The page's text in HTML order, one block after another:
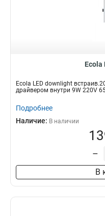
Ecola
Ecola LED downlight
драйвером внутри 9W 220V
Подробнее
Наличие: В наличии
–
В